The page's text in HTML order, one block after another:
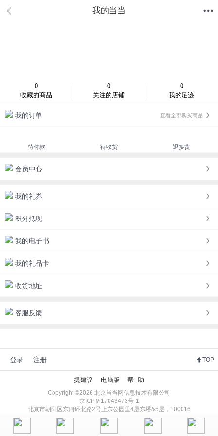
我的当当
0
收藏的商品
0
关注的店铺
0
我的足迹
我的订单 查看全部购买商品
待付款 待收货 退换货
会员中心
我的礼券
积分抵现
我的电子书
我的礼品卡
收货地址
客服反馈
登录 注册 TOP
提建议 电脑版 帮 助
Copyright ©2026 北京当当网信息技术有限公司
京ICP备17043473号-1
北京市朝阳区东四环北路2号上东公园里4层东塔&5层，100016